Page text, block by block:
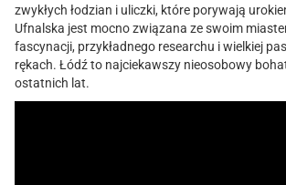
zwykłych łodzian i uliczki, które porywają
Ufnalska jest mocno związana ze swoim
fascynacji, przykładnego researchu i wielkiej
rękach. Łódź to najciekawszy nieosobowy
ostatnich lat.